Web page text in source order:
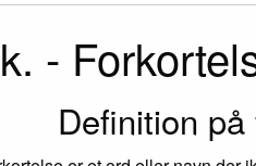
-
Definition